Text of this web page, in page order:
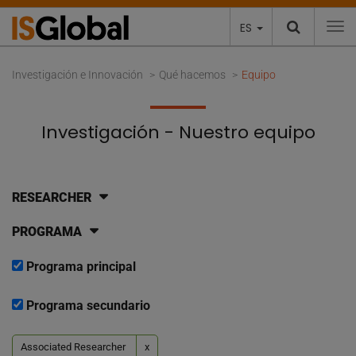
ES
Investigación e Innovación Qué hacemos Equipo
Investigación - Nuestro equipo
RESEARCHER
PROGRAMA
Programa principal
Programa secundario
Associated Researcher x